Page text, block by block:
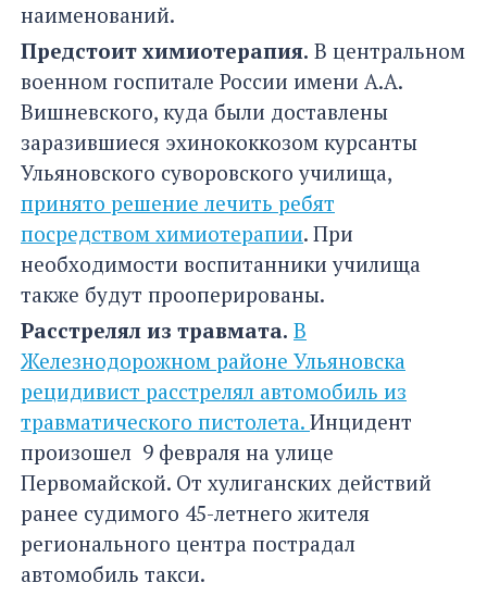
наименований.
Предстоит химиотерапия. В центральном
военном госпитале России имени А.А.
Вишневского, куда были доставлены
заразившиеся эхинококкозом курсанты
Ульяновского суворовского училища,
принято решение лечить ребят
посредством химиотерапии. При
необходимости воспитанники училища
также будут прооперированы.
Расстрелял из травмата. В
Железнодорожном районе Ульяновска
рецидивист расстрелял автомобиль из
травматического пистолета. Инцидент
произошел 9 февраля на улице
Первомайской. От хулиганских действий
ранее судимого 45-летнего жителя
регионального центра пострадал
автомобиль такси.